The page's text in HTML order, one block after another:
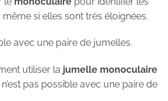
même si elles sont très éloignées.
avec une paire de jumelles.
utiliser la jumelle monoculaire
pas possible avec une paire de